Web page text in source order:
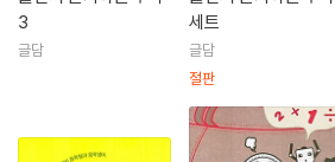
3
글담
세트
글담
절판